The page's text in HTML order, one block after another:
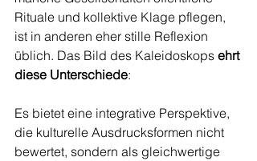
Rituale und kollektive Klage pflegen,
ist in anderen eher stille Reflexion
üblich. Das Bild des Kaleidoskops ehrt
diese Unterschiede:
Es bietet eine integrative Perspektive,
die kulturelle Ausdrucksformen nicht
bewertet, sondern als gleichwertige